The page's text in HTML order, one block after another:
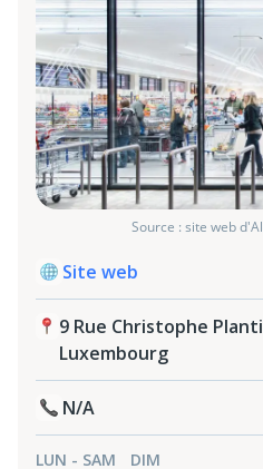
Source : site web
Site web
9 Rue Christophe
Luxembourg
N/A
LUN - SAM DIM